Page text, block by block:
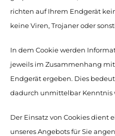
richten auf Ihrem Endgerät
keine Viren, Trojaner oder
In dem Cookie werden
jeweils im Zusammenhang
Endgerät ergeben. Dies
dadurch unmittelbar Kenntnis
Der Einsatz von Cookies dient
unseres Angebots für Sie